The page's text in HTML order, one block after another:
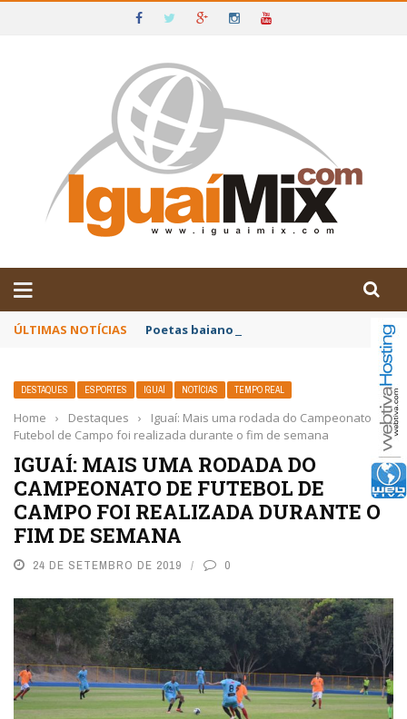
IGUAÍ E SUDOESTE DA BAHIA
ÚLTIMAS NOTÍCIAS Poetas baianos representam o Brasil no
DESTAQUES ESPORTES IGUAÍ NOTÍCIAS TEMPO REAL
Home › Destaques ›
Iguaí: Mais uma rodada do Campeonato de
Futebol de Campo foi realizada durante o fim de semana
IGUAÍ: MAIS UMA RODADA DO
CAMPEONATO DE FUTEBOL DE
CAMPO FOI REALIZADA DURANTE O
FIM DE SEMANA
24 DE SETEMBRO DE 2019 0